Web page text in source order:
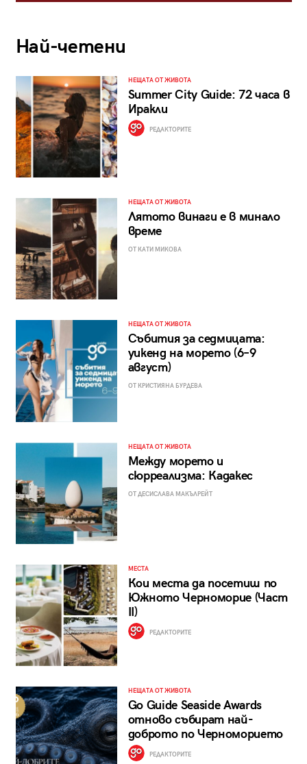
Най-четени
НЕЩАТА ОТ ЖИВОТА
Summer City Guide: 72 часа в
Иракли
РЕДАКТОРИТЕ
НЕЩАТА ОТ ЖИВОТА
Лятото винаги е в минало
време
ОТ КАТИ МИКОВА
НЕЩАТА ОТ ЖИВОТА
Събития за седмицата:
уикенд на морето (6–9
август)
ОТ КРИСТИЯНА БУРДЕВА
НЕЩАТА ОТ ЖИВОТА
Между морето и
сюрреализма: Кадакес
ОТ ДЕСИСЛАВА МАКЪЛРЕЙТ
МЕСТА
Кои места да посетиш по
Южното Черноморие (Част
II)
РЕДАКТОРИТЕ
НЕЩАТА ОТ ЖИВОТА
Go Guide Seaside Awards
отново събират най-
доброто по Черноморието
РЕДАКТОРИТЕ